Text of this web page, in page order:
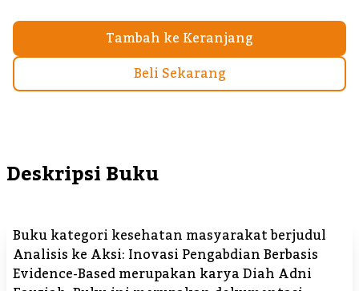
Tambah ke Keranjang
Beli Sekarang
Deskripsi Buku
Buku kategori kesehatan masyarakat berjudul
Analisis ke Aksi: Inovasi Pengabdian Berbasis
Evidence-Based merupakan karya Diah Adni